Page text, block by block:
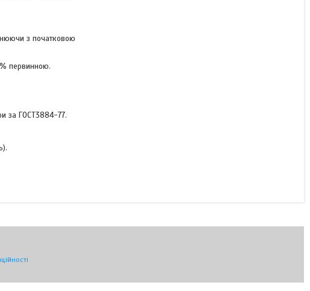
з початковою
первинною.
за ГОСТ3884-77.